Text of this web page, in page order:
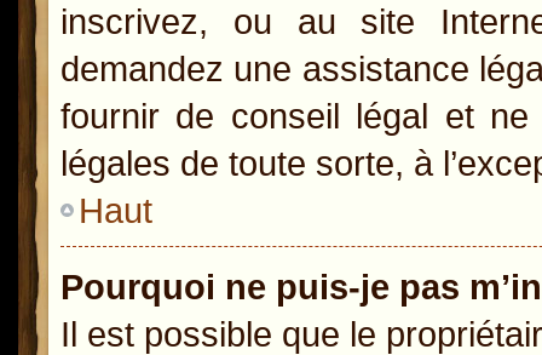
inscrivez, ou au site
demandez une assistance
fournir de conseil légal et
légales de toute sorte, à
Haut
Pourquoi ne puis-je pas
Il est possible que le